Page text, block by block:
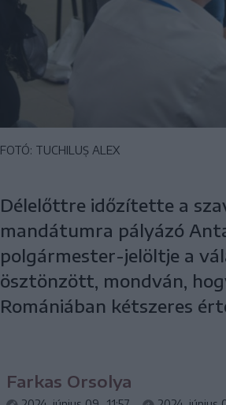
FOTÓ: TUCHILUȘ ALEX
Délelőttre időzítette a
mandátumra pályázó
polgármester-jelöltje a
ösztönzött, mondván,
Romániában kétszeres
Farkas Orsolya